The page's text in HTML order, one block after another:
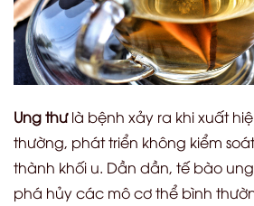
Ung thưlà bệnh xảy ra khi xuất
thường, phát triển không kiểm
thành khối u. Dần dần, tế bào
phá hủy các mô cơ thể bình